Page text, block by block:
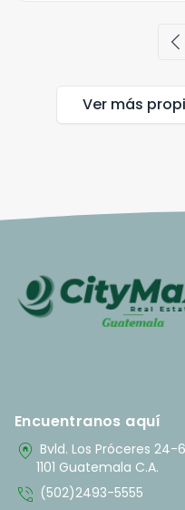
chevron_left
Ver más
Encuentranos aquí
home_pin Bvld. Los Próceres 24-
1101 Guatemala C.A.
phone_in_talk (502)2493-5555